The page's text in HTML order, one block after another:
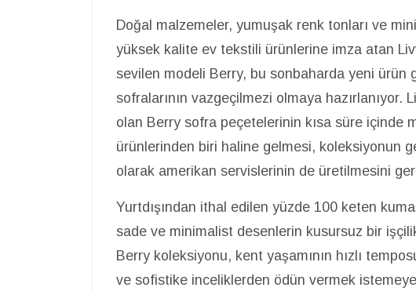
Doğal malzemeler, yumuşak renk tonları ve
yüksek kalite ev tekstili ürünlerine imza atan
sevilen modeli Berry, bu sonbaharda yeni ürün
sofralarının vazgeçilmezi olmaya hazırlanıyor.
olan Berry sofra peçetelerinin kısa süre içinde
ürünlerinden biri haline gelmesi, koleksiyonun
olarak amerikan servislerinin de üretilmesini
Yurtdışından ithal edilen yüzde 100 keten
sade ve minimalist desenlerin kusursuz bir
Berry koleksiyonu, kent yaşamının hızlı
ve sofistike inceliklerden ödün vermek